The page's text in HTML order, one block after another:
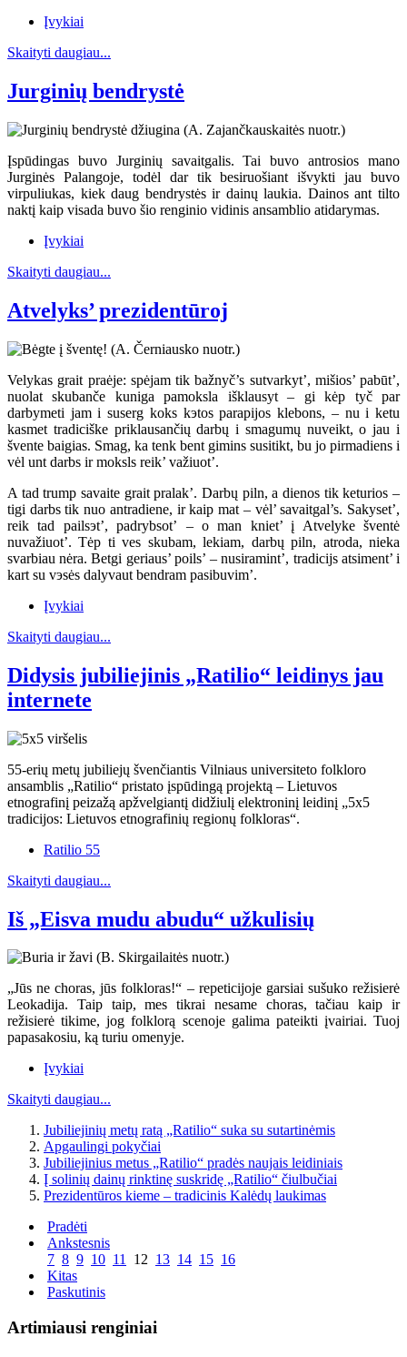
Įvykiai
Skaityti daugiau...
Jurginių bendrystė
Įspūdingas buvo Jurginių savaitgalis. Tai buvo antrosios mano
Jurginės Palangoje, todėl dar tik besiruošiant išvykti jau buvo
virpuliukas, kiek daug bendrystės ir dainų laukia. Dainos ant tilto
naktį kaip visada buvo šio renginio vidinis ansamblio atidarymas.
Įvykiai
Skaityti daugiau...
Atvelyks’ prezidentūroj
Velykas grait praėje: spėjam tik bažnyč’s sutvarkyt’, mišios’ pabūt’,
nuolat skubanče kuniga pamoksla išklausyt – gi kėp tyč par
darbymeti jam i suserg koks kэtos parapijos klebons, – nu i ketu
kasmet tradiciške priklausančių darbų i smagumų nuveikt, o jau i
švente baigias. Smag, ka tenk bent gimins susitikt, bu jo pirmadiens i
vėl unt darbs ir moksls reik’ važiuot’.
A tad trump savaite grait pralak’. Darbų piln, a dienos tik keturios –
tigi darbs tik nuo antradiene, ir kaip mat – vėl’ savaitgal’s. Sakyset’,
reik tad pailsэt’, padrybsot’ – o man kniet’ į Atvelyke šventė
nuvažiuot’. Tėp ti ves skubam, lekiam, darbų piln, atroda, nieka
svarbiau nėra. Betgi geriaus’ poils’ – nusiramint’, tradicijs atsiment’ i
kart su vэsės dalyvaut bendram pasibuvim’.
Įvykiai
Skaityti daugiau...
Didysis jubiliejinis „Ratilio“ leidinys jau
internete
55-erių metų jubiliejų švenčiantis Vilniaus universiteto folkloro
ansamblis „Ratilio“ pristato įspūdingą projektą – Lietuvos
etnografinį peizažą apžvelgiantį didžiulį elektroninį leidinį „5x5
tradicijos: Lietuvos etnografinių regionų folkloras“.
Ratilio 55
Skaityti daugiau...
Iš „Eisva mudu abudu“ užkulisių
„Jūs ne choras, jūs folkloras!“ – repeticijoje garsiai sušuko režisierė
Leokadija. Taip taip, mes tikrai nesame choras, tačiau kaip ir
režisierė tikime, jog folklorą scenoje galima pateikti įvairiai. Tuoj
papasakosiu, ką turiu omenyje.
Įvykiai
Skaityti daugiau...
Jubiliejinių metų ratą „Ratilio“ suka su sutartinėmis
Apgaulingi pokyčiai
Jubiliejinius metus „Ratilio“ pradės naujais leidiniais
Į solinių dainų rinktinę suskridę „Ratilio“ čiulbučiai
Prezidentūros kieme – tradicinis Kalėdų laukimas
Pradėti
Ankstesnis
7 8 9 10 11 12 13 14 15 16
Kitas
Paskutinis
Artimiausi renginiai